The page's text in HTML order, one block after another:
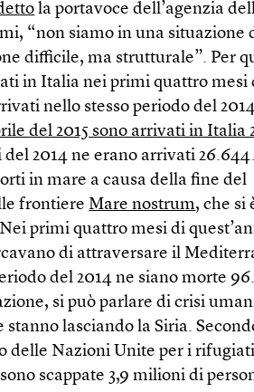
la portavoce dell’agenzia
“non siamo in una situazione
difficile, ma strutturale”. Per
in Italia nei primi quattro mesi
nello stesso periodo del
del 2015 sono arrivati in Italia
del 2014 ne erano arrivati
in mare a causa della fine del
frontiere Mare nostrum, che si
primi quattro mesi di
di attraversare il
del 2014 ne siano morte
si può parlare di crisi
lasciando la Siria.
delle Nazioni Unite per i rifugiati
scappate 3,9 milioni di